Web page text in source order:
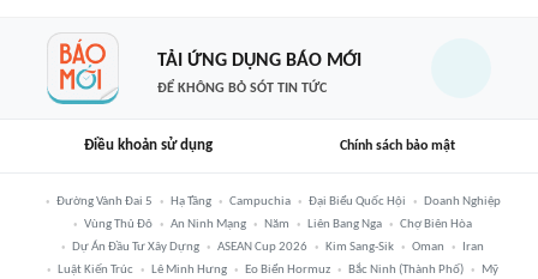
TẢI ỨNG DỤNG BÁO MỚI
ĐỂ KHÔNG BỎ SÓT TIN TỨC
Điều khoản sử dụng Chính sách bảo mật
Đường Vành Đai 5 Hạ Tầng Campuchia Đại Biểu Quốc Hội
Doanh Nghiệp
Vùng Thủ Đô
An Ninh Mạng Năm Liên Bang Nga
Chợ Biên Hòa
Dự Án Đầu Tư Xây Dựng
ASEAN Cup 2026 Kim Sang-Sik Oman
Iran
Luật Kiến Trúc
Lê Minh Hưng Eo Biển Hormuz Bắc Ninh (thành Phố) Mỹ